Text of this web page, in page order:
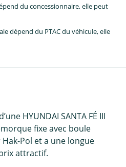
du concessionnaire, elle peut
dépend du PTAC du véhicule, elle
HYUNDAI SANTA FÉ III
fixe avec boule
Pol et a une longue
attractif.